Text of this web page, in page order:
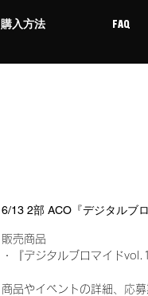
購入方法 FAQ
6/13 2部 ACO『デジタルブ
販売商品
・『デジタルブロマイド
商品やイベントの詳細、応